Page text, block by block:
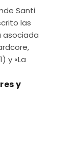
Santi
las
asociada
y «La
y